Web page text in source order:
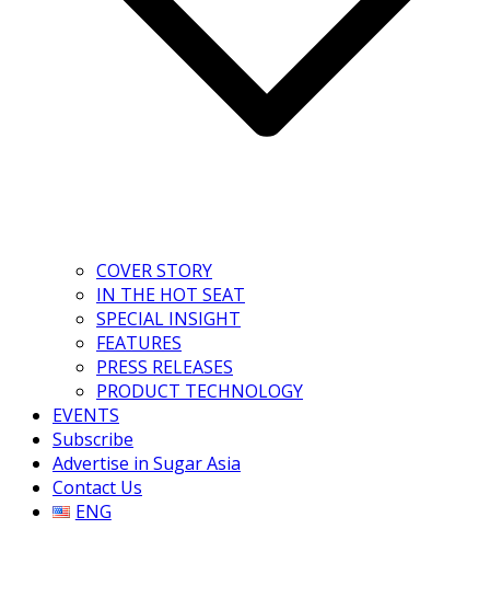
COVER STORY
IN THE HOT SEAT
SPECIAL INSIGHT
FEATURES
PRESS RELEASES
PRODUCT TECHNOLOGY
EVENTS
Subscribe
Advertise in Sugar Asia
Contact Us
ENG